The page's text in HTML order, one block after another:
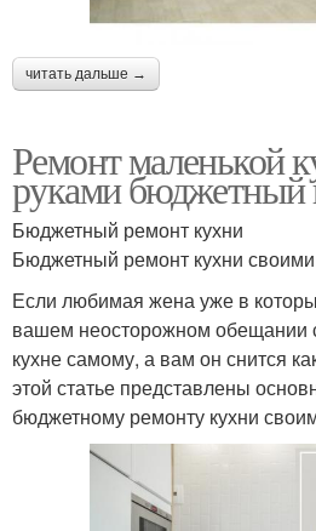
читать дальше →
Ремонт маленькой
руками бюджетный
Бюджетный ремонт кухни
Бюджетный ремонт кухни
Если любимая жена уже в
вашем неосторожном обещании
кухне самому, а вам он снится
этой статье представлены
бюджетному ремонту кухни